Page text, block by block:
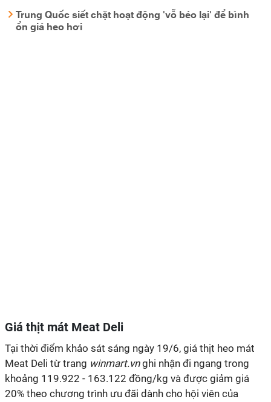
Trung Quốc siết chặt hoạt động 'vỗ béo lại' để bình
ổn giá heo hơi
Giá thịt mát Meat Deli
Tại thời điểm khảo sát sáng ngày 19/6, giá thịt heo mát
Meat Deli từ trang winmart.vnghi nhận đi ngang trong
khoảng 119.922 - 163.122 đồng/kg và được giảm giá
20% theo chương trình ưu đãi dành cho hội viên của